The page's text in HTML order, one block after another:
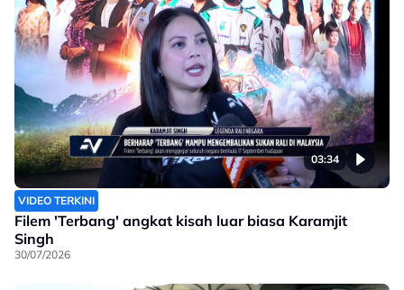
03:34
VIDEO TERKINI
Filem 'Terbang' angkat kisah luar biasa Karamjit
Singh
30/07/2026